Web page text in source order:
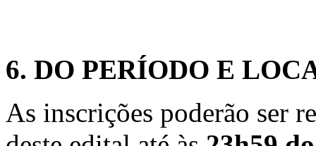
6. DO PERÍODO E
As inscrições poderão ser